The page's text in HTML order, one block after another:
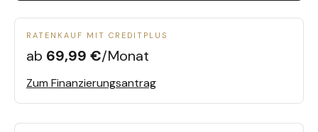
RATENKAUF MIT CREDITPLUS
ab 69,99 €/Monat
Zum Finanzierungsantrag